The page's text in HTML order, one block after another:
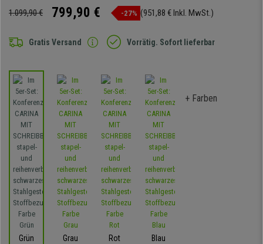
1.099,90 € 799,90 € -27% (951,88 € Inkl. MwSt.)
Gratis Versand Vorrätig. Sofort lieferbar
Grün Grau Rot Blau
+ Farben